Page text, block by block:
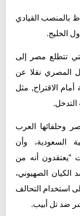
بالمنصب القيادي
الخليج.
تتطلع مصر إلى
المصري نقلا عن
أمام الاقتراح, مثل
التدخل.
وحلفائها العرب
السعودية، وأن
“يعتقدون أنه من
الصهيوني،
استخدام التحالف
ضد تل أبيب.